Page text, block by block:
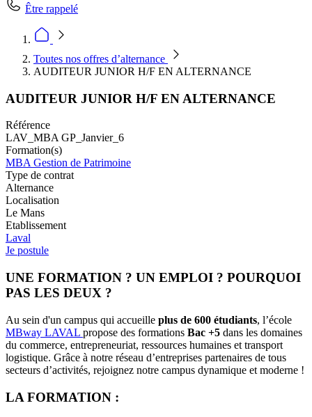
Être rappelé
Toutes nos offres d’alternance
AUDITEUR JUNIOR H/F EN ALTERNANCE
AUDITEUR JUNIOR H/F EN ALTERNANCE
Référence
LAV_MBA GP_Janvier_6
Formation(s)
MBA Gestion de Patrimoine
Type de contrat
Alternance
Localisation
Le Mans
Etablissement
Laval
Je postule
UNE FORMATION ? UN EMPLOI ? POURQUOI
PAS LES DEUX ?
Au sein d'un campus qui accueille plus de 600 étudiants, l’école
MBway LAVAL propose des formations Bac +5 dans les domaines
du commerce, entrepreneuriat, ressources humaines et transport
logistique. Grâce à notre réseau d’entreprises partenaires de tous
secteurs d’activités, rejoignez notre campus dynamique et moderne !
LA FORMATION :